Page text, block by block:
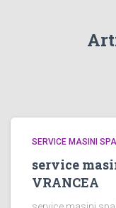
SERVICE MASINI
service
VRANCEA